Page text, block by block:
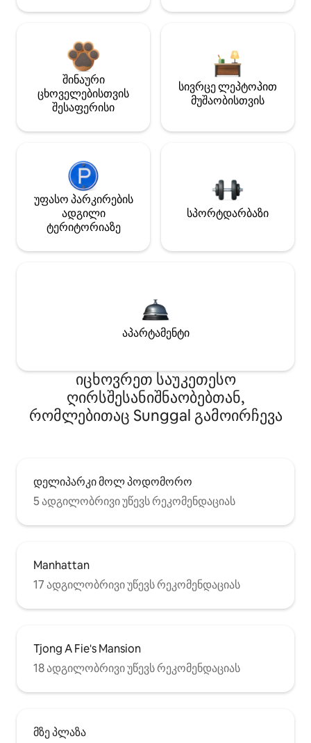
შინაური
ცხოველებისთვის
შესაფერისი
სივრცე ლეპტოპით
მუშაობისთვის
უფასო პარკირების
ადგილი
ტერიტორიაზე
სპორტდარბაზი
აპარტამენტი
იცხოვრეთ საუკეთესო
ღირსშესანიშნაობებთან,
რომლებითაც Sunggal გამოირჩევა
დელიპარკი მოლ პოდომორო
5 ადგილობრივი უწევს რეკომენდაციას
Manhattan
17 ადგილობრივი უწევს რეკომენდაციას
Tjong A Fie's Mansion
18 ადგილობრივი უწევს რეკომენდაციას
მზე პლაზა